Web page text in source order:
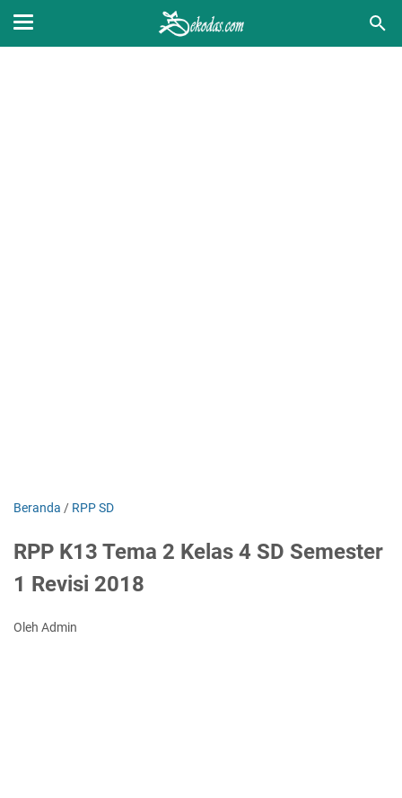
Beranda / RPP SD
RPP K13 Tema 2 Kelas 4 SD Semester
1 Revisi 2018
Oleh Admin